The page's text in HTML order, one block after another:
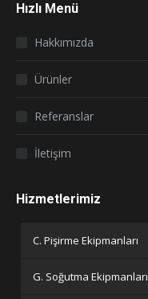
opens
window
opens
window
Hızlı Menü
Hakkımızda
Ürünler
Referanslar
İletişim
Hizmetlerimiz
C. Pişirme Ekipmanları
G. Soğutma Ekipmanları